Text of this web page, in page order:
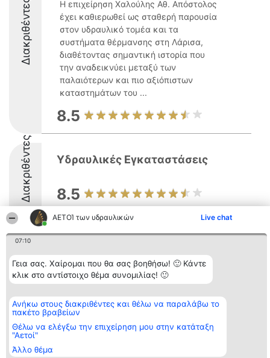
ΑΕΤΟΊ των υδραυλικών Live chat
07:10
Γεια σας. Χαίρομαι που θα σας βοηθήσω! 🙂 Κάντε
κλικ στο αντίστοιχο θέμα συνομιλίας! 🙂
Ανήκω στους διακριθέντες και θέλω να παραλάβω το
πακέτο βραβείων
Θέλω να ελέγξω την επιχείρηση μου στην κατάταξη
"Αετοί"
Άλλο θέμα
Διακριθέντες
Η επιχείρηση Χαλούλης Αθ. Απόστολος
έχει καθιερωθεί ως σταθερή παρουσία
στον υδραυλικό τομέα και τα
συστήματα θέρμανσης στη Λάρισα,
διαθέτοντας σημαντική ιστορία που
την αναδεικνύει μεταξύ των
παλαιότερων και πιο αξιόπιστων
καταστημάτων του ...
8.5
Διακριθέντες Υδραυλικές Εγκαταστάσεις
8.5
Διοργανωτής της
κατάταξης
BEAUTIFUL COMPANY
Μονοπρόσωπη ΙΚΕ
2104128019
email:
aetoi@beautifulcompany.co
Κατάταξη
Διακριθέντες
Λίστα όλων
των
Μεθοδολογία
Όροι &
ΠΟΛΙΤΙΚΗ
ΑΠΟΡΡΗΤΟΥ
Επικοινωνία
Επικοινωνία